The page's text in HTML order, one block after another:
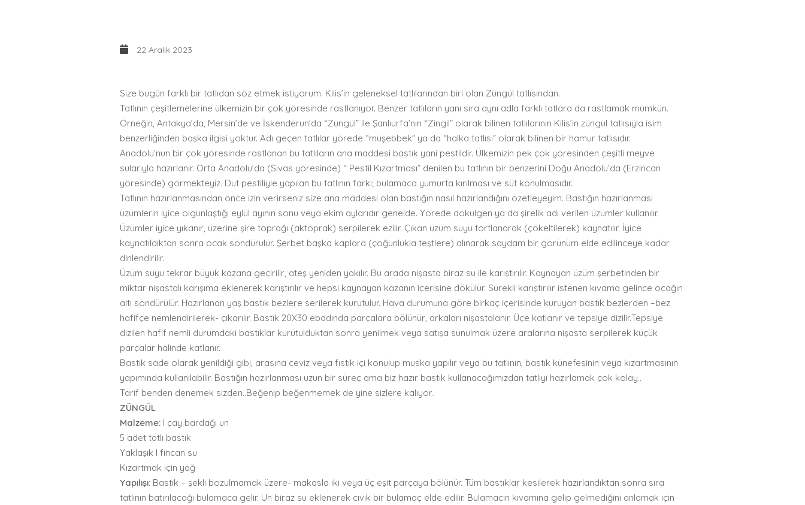
22 Aralık 2023
Size bugün farklı bir tatlıdan söz etmek istiyorum. Kilis’in geleneksel tatlılarından biri olan Züngül tatlısından.
Tatlının çeşitlemelerine ülkemizin bir çok yöresinde rastlanıyor. Benzer tatlıların yanı sıra aynı adla farklı tatlara da rastlamak mümkün.
Örneğin, Antakya’da, Mersin’de ve İskenderun’da “Züngül” ile Şanlıurfa’nın “Zingil” olarak bilinen tatlılarının Kilis’in züngül tatlısıyla isim
benzerliğinden başka ilgisi yoktur. Adı geçen tatlılar yörede “müşebbek” ya da “halka tatlısı” olarak bilinen bir hamur tatlısıdır.
Anadolu’nun bir çok yöresinde rastlanan bu tatlıların ana maddesi bastık yani pestildir. Ülkemizin pek çok yöresinden çeşitli meyve
sularıyla hazırlanır. Orta Anadolu’da (Sivas yöresinde) “ Pestil Kızartması” denilen bu tatlının bir benzerini Doğu Anadolu’da (Erzincan
yöresinde) görmekteyiz. Dut pestiliyle yapılan bu tatlının farkı; bulamaca yumurta kırılması ve süt konulmasıdır.
Tatlının hazırlanmasından önce izin verirseniz size ana maddesi olan bastığın nasıl hazırlandığını özetleyeyim. Bastığın hazırlanması
üzümlerin iyice olgunlaştığı eylül ayının sonu veya ekim aylarıdır genelde. Yörede dökülgen ya da şirelik adı verilen üzümler kullanılır.
Üzümler iyice yıkanır, üzerine şire toprağı (aktoprak) serpilerek ezilir. Çıkan üzüm suyu tortlanarak (çökeltilerek) kaynatılır. İyice
kaynatıldıktan sonra ocak söndürülür. Şerbet başka kaplara (çoğunlukla teştlere) alınarak saydam bir görünüm elde edilinceye kadar
dinlendirilir.
Üzüm suyu tekrar büyük kazana geçirilir, ateş yeniden yakılır. Bu arada nişasta biraz su ile karıştırılır. Kaynayan üzüm şerbetinden bir
miktar nişastalı karışıma eklenerek karıştırılır ve hepsi kaynayan kazanın içerisine dökülür. Sürekli karıştırılır istenen kıvama gelince ocağın
altı söndürülür. Hazırlanan yaş bastık bezlere serilerek kurutulur. Hava durumuna göre birkaç içerisinde kuruyan bastık bezlerden –bez
hafifçe nemlendirilerek- çıkarılır. Bastık 20X30 ebadında parçalara bölünür, arkaları nişastalanır. Üçe katlanır ve tepsiye dizilir.Tepsiye
dizilen hafif nemli durumdaki bastıklar kurutulduktan sonra yenilmek veya satışa sunulmak üzere aralarına nişasta serpilerek küçük
parçalar halinde katlanır.
Bastık sade olarak yenildiği gibi, arasına ceviz veya fıstık içi konulup muska yapılır veya bu tatlının, bastık künefesinin veya kızartmasının
yapımında kullanılabilir. Bastığın hazırlanması uzun bir süreç ama biz hazır bastık kullanacağımızdan tatlıyı hazırlamak çok kolay..
Tarif benden denemek sizden..Beğenip beğenmemek de yine sizlere kalıyor..
ZÜNGÜL
Malzeme:l çay bardağı un
5 adet tatlı bastık
Yaklaşık l fincan su
Kızartmak için yağ
Yapılışı:Bastık – şekli bozulmamak üzere- makasla iki veya üç eşit parçaya bölünür. Tüm bastıklar kesilerek hazırlandıktan sonra sıra
tatlının batırılacağı bulamaca gelir. Un biraz su eklenerek cıvık bir bulamaç elde edilir. Bulamacın kıvamına gelip gelmediğini anlamak için